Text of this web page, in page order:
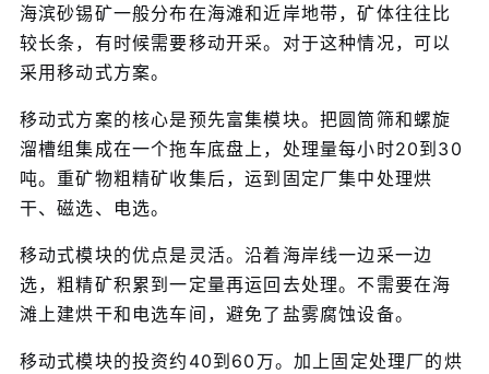
海滨砂锡矿一般分布在海滩和近岸地带，矿体往往比
较长条，有时候需要移动开采。对于这种情况，可以
采用移动式方案。
移动式方案的核心是预先富集模块。把圆筒筛和螺旋
溜槽组集成在一个拖车底盘上，处理量每小时20到30
吨。重矿物粗精矿收集后，运到固定厂集中处理烘
干、磁选、电选。
移动式模块的优点是灵活。沿着海岸线一边采一边
选，粗精矿积累到一定量再运回去处理。不需要在海
滩上建烘干和电选车间，避免了盐雾腐蚀设备。
移动式模块的投资约40到60万。加上固定处理厂的烘